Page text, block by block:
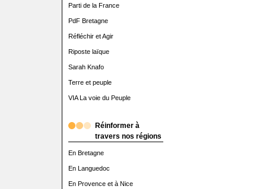
Parti de la France
PdF Bretagne
Réfléchir et Agir
Riposte laïque
Sarah Knafo
Terre et peuple
VIA La voie du Peuple
Réinformer à
travers nos régions
En Bretagne
En Languedoc
En Provence et à Nice